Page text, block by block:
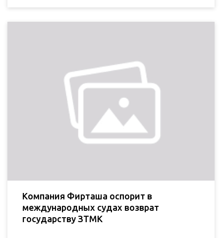
Компания Фирташа оспорит в
международных судах возврат
государству ЗТМК